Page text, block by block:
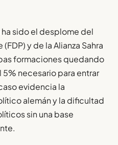
sido el desplome del
y de la Alianza Sahra
formaciones quedando
necesario para entrar
evidencia la
alemán y la dificultad
sin una base